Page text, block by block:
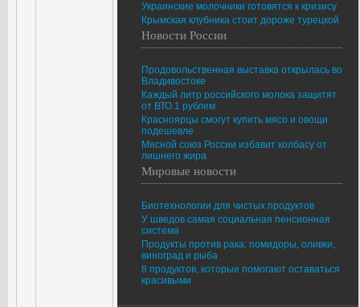
Украинские молочники готовятся к кризису
Крымская клубника стоит дороже турецкой
Новости России
Продовольственная выставка открылась во
Владивостоке
Каждый литр российского молока защитят
от ВТО 1 рублем
Красноярцы смогут купить мясо и овощи
подешевле
Мясной союз России избавит колбасу от
лишнего жира
Мировые новости
Биотехнологии для чистых продуктов
У шведов самая социальная пенсионная
система
Продукты против рака: помидоры, оливки,
виноград и рыба
8 продуктов, которые помогают оставаться
красивыми